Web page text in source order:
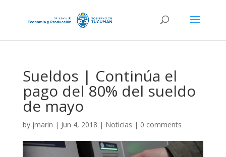
Sueldos | Continúa el
pago del 80% del sueldo
de mayo
by jmarin | Jun 4, 2018 | Noticias | 0 comments